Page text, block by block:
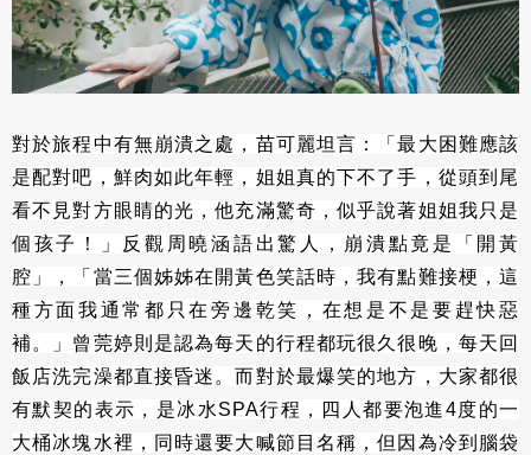
對於旅程中有無崩潰之處，苗可麗坦言：「最大困難應該
是配對吧，鮮肉如此年輕，姐姐真的下不了手，從頭到尾
看不見對方眼睛的光，他充滿驚奇，似乎說著姐姐我只是
個孩子！」反觀周曉涵語出驚人，崩潰點竟是「開黃
腔」，「當三個姊姊在開黃色笑話時，我有點難接梗，這
種方面我通常都只在旁邊乾笑，在想是不是要趕快惡
補。」曾莞婷則是認為每天的行程都玩很久很晚，每天回
飯店洗完澡都直接昏迷。而對於最爆笑的地方，大家都很
有默契的表示，是冰水SPA行程，四人都要泡進4度的一
大桶冰塊水裡，同時還要大喊節目名稱，但因為冷到腦袋